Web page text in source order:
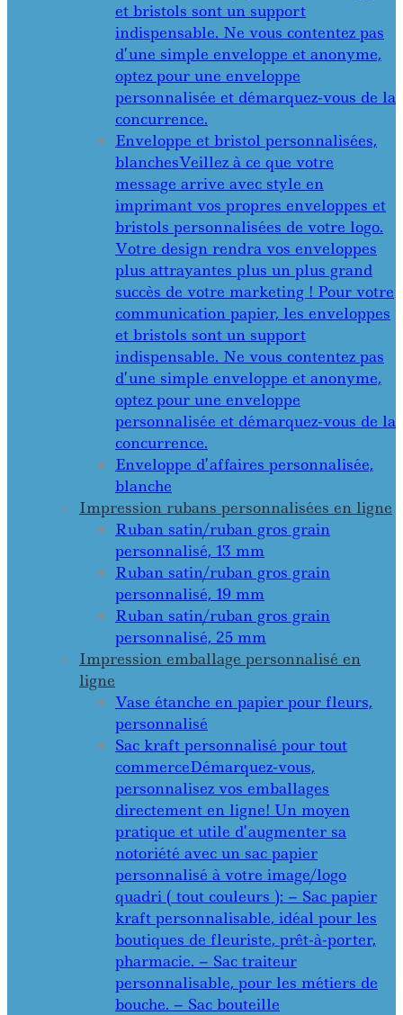
et bristols sont un support
indispensable. Ne vous contentez pas
d’une simple enveloppe et anonyme,
optez pour une enveloppe
personnalisée et démarquez-vous de la
concurrence.
Enveloppe et bristol personnalisées,
blanchesVeillez à ce que votre
message arrive avec style en
imprimant vos propres enveloppes et
bristols personnalisées de votre logo.
Votre design rendra vos enveloppes
plus attrayantes plus un plus grand
succès de votre marketing ! Pour votre
communication papier, les enveloppes
et bristols sont un support
indispensable. Ne vous contentez pas
d’une simple enveloppe et anonyme,
optez pour une enveloppe
personnalisée et démarquez-vous de la
concurrence.
Enveloppe d’affaires personnalisée,
blanche
Impression rubans personnalisées en ligne
Ruban satin/ruban gros grain
personnalisé, 13 mm
Ruban satin/ruban gros grain
personnalisé, 19 mm
Ruban satin/ruban gros grain
personnalisé, 25 mm
Impression emballage personnalisé en
ligne
Vase étanche en papier pour fleurs,
personnalisé
Sac kraft personnalisé pour tout
commerceDémarquez-vous,
personnalisez vos emballages
directement en ligne! Un moyen
pratique et utile d’augmenter sa
notoriété avec un sac papier
personnalisé à votre image/logo
quadri ( tout couleurs ): – Sac papier
kraft personnalisable, idéal pour les
boutiques de fleuriste, prêt-à-porter,
pharmacie. – Sac traiteur
personnalisable, pour les métiers de
bouche. – Sac bouteille